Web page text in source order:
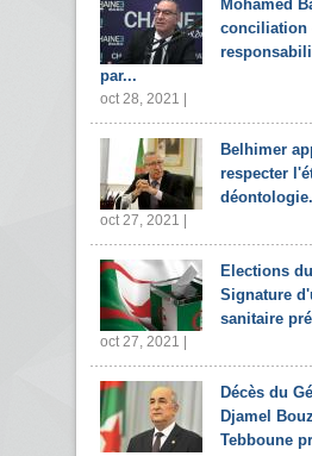
Mohamed
conciliation
par...
oct 28, 2021 |
Belhimer
respecter
oct 27, 2021 |
Elections
Signature
sanitaire
oct 27, 2021 |
Décès du
Djamel
Tebboune